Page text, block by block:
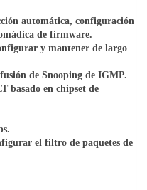
automática, configuración
de firmware.
y mantener de largo
de Snooping de IGMP.
basado en chipset de
el filtro de paquetes de